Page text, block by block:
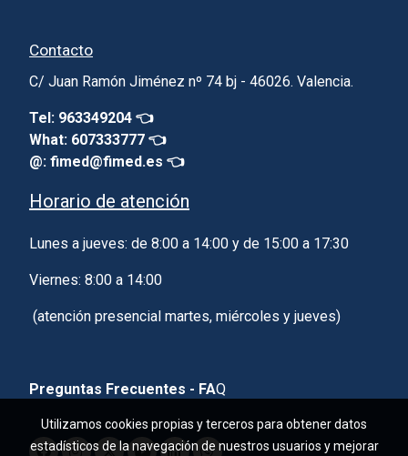
Contacto
C/ Juan Ramón Jiménez nº 74 bj - 46026. Valencia.
Tel: 963349204 👈
What: 607333777 👈
@: fimed@fimed.es 👈
Horario de atención
Lunes a jueves: de 8:00 a 14:00 y de 15:00 a 17:30
Viernes: 8:00 a 14:00
(atención presencial martes, miércoles y jueves)
Preguntas Frecuentes - FAQ
Utilizamos cookies propias y terceros para obtener datos
estadísticos de la navegación de nuestros usuarios y mejorar